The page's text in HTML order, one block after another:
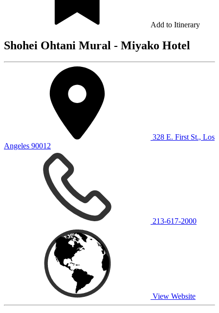
Add to Itinerary
Shohei Ohtani Mural - Miyako Hotel
328 E. First St., Los
Angeles 90012
213-617-2000
View Website